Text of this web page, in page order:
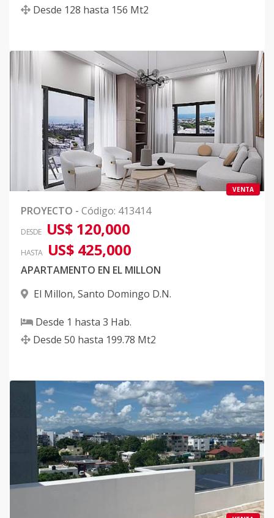
Desde 128 hasta 156 Mt2
VENTA
PROYECTO - Código: 413414
DESDE US$ 120,000
HASTA US$ 425,000
APARTAMENTO EN EL MILLON
El Millon, Santo Domingo D.N.
Desde 1 hasta 3 Hab.
Desde 50 hasta 199.78 Mt2